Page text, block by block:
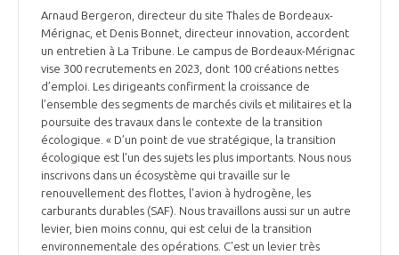
Arnaud Bergeron, directeur du site Thales de Bordeaux-
Mérignac, et Denis Bonnet, directeur innovation, accordent
un entretien à La Tribune. Le campus de Bordeaux-Mérignac
vise 300 recrutements en 2023, dont 100 créations nettes
d’emploi. Les dirigeants confirment la croissance de
l’ensemble des segments de marchés civils et militaires et la
poursuite des travaux dans le contexte de la transition
écologique. « D’un point de vue stratégique, la transition
écologique est l'un des sujets les plus importants. Nous nous
inscrivons dans un écosystème qui travaille sur le
renouvellement des flottes, l'avion à hydrogène, les
carburants durables (SAF). Nous travaillons aussi sur un autre
levier, bien moins connu, qui est celui de la transition
environnementale des opérations. C'est un levier très